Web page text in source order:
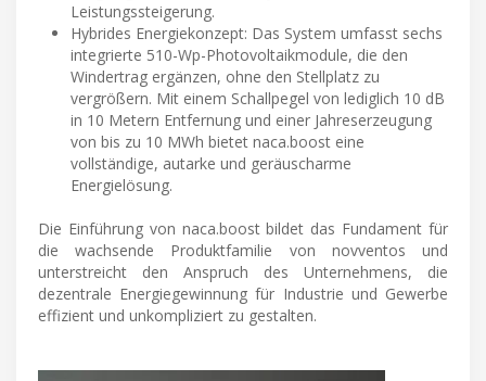
Leistungssteigerung.
Hybrides Energiekonzept: Das System umfasst sechs
integrierte 510-Wp-Photovoltaikmodule, die den
Windertrag ergänzen, ohne den Stellplatz zu
vergrößern. Mit einem Schallpegel von lediglich 10 dB
in 10 Metern Entfernung und einer Jahreserzeugung
von bis zu 10 MWh bietet naca.boost eine
vollständige, autarke und geräuscharme
Energielösung.
Die Einführung von naca.boost bildet das Fundament für
die wachsende Produktfamilie von novventos und
unterstreicht den Anspruch des Unternehmens, die
dezentrale Energiegewinnung für Industrie und Gewerbe
effizient und unkompliziert zu gestalten.